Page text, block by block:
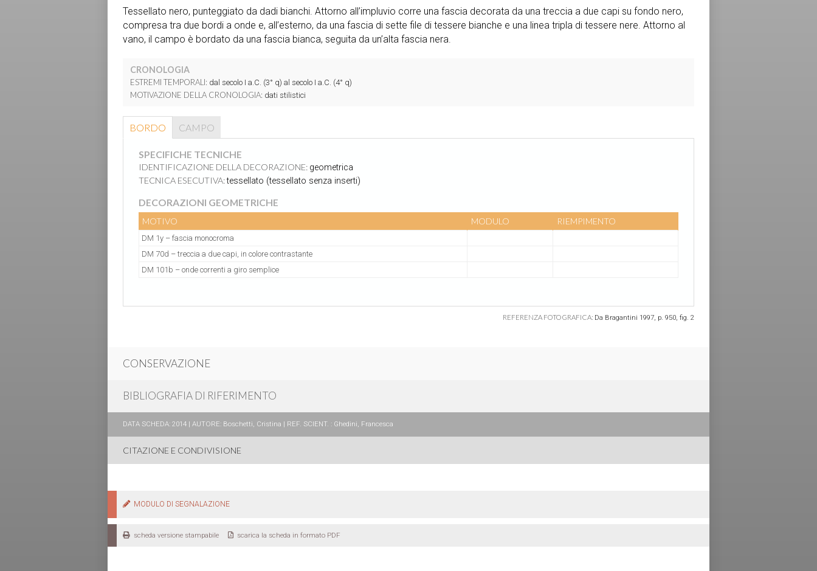
Tessellato nero, punteggiato da dadi bianchi. Attorno all’impluvio corre una fascia decorata da una treccia a due capi su fondo nero,
compresa tra due bordi a onde e, all’esterno, da una fascia di sette file di tessere bianche e una linea tripla di tessere nere. Attorno al
vano, il campo è bordato da una fascia bianca, seguita da un’alta fascia nera.
CRONOLOGIA
ESTREMI TEMPORALI: dal secolo I a.C. (3° q) al secolo I a.C. (4° q)
MOTIVAZIONE DELLA CRONOLOGIA: dati stilistici
BORDO CAMPO
SPECIFICHE TECNICHE
IDENTIFICAZIONE DELLA DECORAZIONE: geometrica
TECNICA ESECUTIVA:tessellato (tessellato senza inserti)
DECORAZIONI GEOMETRICHE
MOTIVO MODULO RIEMPIMENTO
DM 1y – fascia monocroma
DM 70d – treccia a due capi, in colore contrastante
DM 101b – onde correnti a giro semplice
REFERENZA FOTOGRAFICA: Da Bragantini 1997, p. 950, fig. 2
CONSERVAZIONE
BIBLIOGRAFIA DI RIFERIMENTO
DATA SCHEDA: 2014 | AUTORE: Boschetti, Cristina | REF. SCIENT. : Ghedini, Francesca
CITAZIONE E CONDIVISIONE
MODULO DI SEGNALAZIONE
scheda versione stampabile scarica la scheda in formato PDF